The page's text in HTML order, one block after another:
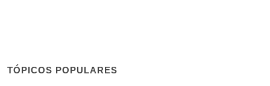
TÓPICOS POPULARES